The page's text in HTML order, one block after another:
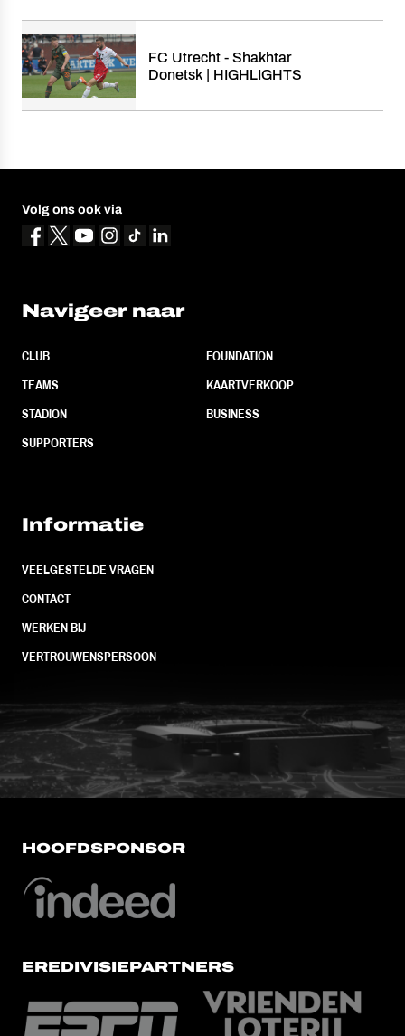
FC Utrecht - Shakhtar
Donetsk | HIGHLIGHTS
Volg ons ook via
Navigeer naar
CLUB
TEAMS
STADION
SUPPORTERS
FOUNDATION
KAARTVERKOOP
BUSINESS
Informatie
VEELGESTELDE VRAGEN
CONTACT
WERKEN BIJ
VERTROUWENSPERSOON
FC Utrecht<br>vanuit<br>het
HOOFDSPONSOR
EREDIVISIEPARTNERS